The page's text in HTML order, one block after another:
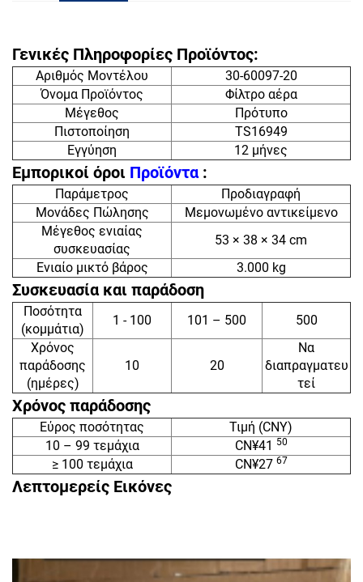
Γενικές Πληροφορίες Προϊόντος:
Αριθμός Μοντέλου
30-60097-20
Όνομα Προϊόντος
Φίλτρο αέρα
Μέγεθος
Πρότυπο
Πιστοποίηση
TS16949
Εγγύηση
12 μήνες
Εμπορικοί όροι Προϊόντα :
Παράμετρος
Προδιαγραφή
Μονάδες Πώλησης
Μεμονωμένο αντικείμενο
Μέγεθος ενιαίας
συσκευασίας
53 × 38 × 34 cm
Ενιαίο μικτό βάρος
3.000 kg
Συσκευασία και παράδοση
Ποσότητα
(κομμάτια)
1 - 100 101 – 500
500
Χρόνος
παράδοσης
(ημέρες)
10 20
Να
διαπραγματευ
τεί
Χρόνος παράδοσης
Εύρος ποσότητας
Τιμή (CNY)
10 – 99 τεμάχια
CN¥41 50
≥ 100 τεμάχια CN¥27 67
Λεπτομερείς Εικόνες